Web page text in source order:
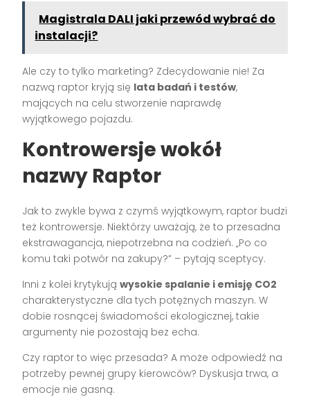
Magistrala DALI jaki przewód wybrać do
instalacji?
Ale czy to tylko marketing? Zdecydowanie nie! Za
nazwą raptor kryją się lata badań i testów,
mających na celu stworzenie naprawdę
wyjątkowego pojazdu.
Kontrowersje wokół
nazwy Raptor
Jak to zwykle bywa z czymś wyjątkowym, raptor budzi
też kontrowersje. Niektórzy uważają, że to przesadna
ekstrawagancja, niepotrzebna na codzień. „Po co
komu taki potwór na zakupy?” – pytają sceptycy.
Inni z kolei krytykująwysokie spalanie i emisję CO2
charakterystyczne dla tych potężnych maszyn. W
dobie rosnącej świadomości ekologicznej, takie
argumenty nie pozostają bez echa.
Czy raptor to więc przesada? A może odpowiedź na
potrzeby pewnej grupy kierowców? Dyskusja trwa, a
emocje nie gasną.